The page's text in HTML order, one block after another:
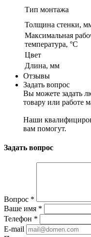
Тип монтажа
Толщина стенки,
Максимальная
температура, °С
Цвет
Длина, мм
Отзывы
Задать вопрос
Вы можете задать
товару или работе
Наши
вам помогут.
Задать вопрос
Вопрос *
Ваше имя *
Телефон *
E-mail